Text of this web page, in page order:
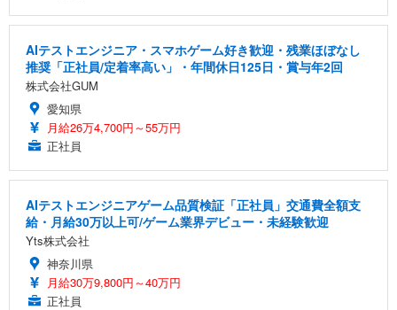
AIテストエンジニア・スマホゲーム好き歓迎・残業ほぼなし
推奨「正社員/定着率高い」・年間休日125日・賞与年2回
株式会社GUM
愛知県
月給26万4,700円～55万円
正社員
AIテストエンジニアゲーム品質検証「正社員」交通費全額支
給・月給30万以上可/ゲーム業界デビュー・未経験歓迎
Yts株式会社
神奈川県
月給30万9,800円～40万円
正社員